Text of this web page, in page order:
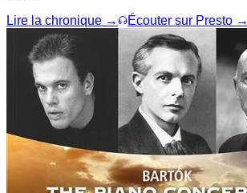
Lire la chronique →
Écouter sur Presto →